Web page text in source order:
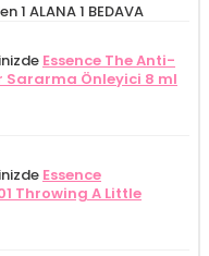
ALANA 1 BEDAVA
Essence The Anti-
Sararma Önleyici 8 ml
Essence
Throwing A Little